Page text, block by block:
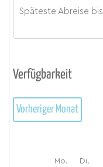
Späteste Abreise bis
Verfügbarkeit
Vorheriger Monat
Mo. Di.